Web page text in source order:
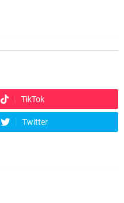
TikTok
Twitter